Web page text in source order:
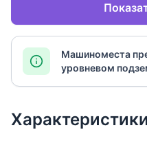
Машиноместа
уровневом